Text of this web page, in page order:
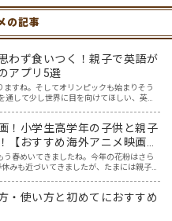
スメの「youtube動画」を紹介します…
の記事
わず食いつく！親子で英語が
アプリ5選
ますね。そしてオリンピックも始まりそう
通して少し世界に目を向けてほしい、英語
！小学生高学年の子供と親子
【おすすめ海外アニメ映画５
う春めいてきましたね。今年の花粉はさら
みも近づいてきましたが、たまには親子で
・使い方と初めてにおすすめ